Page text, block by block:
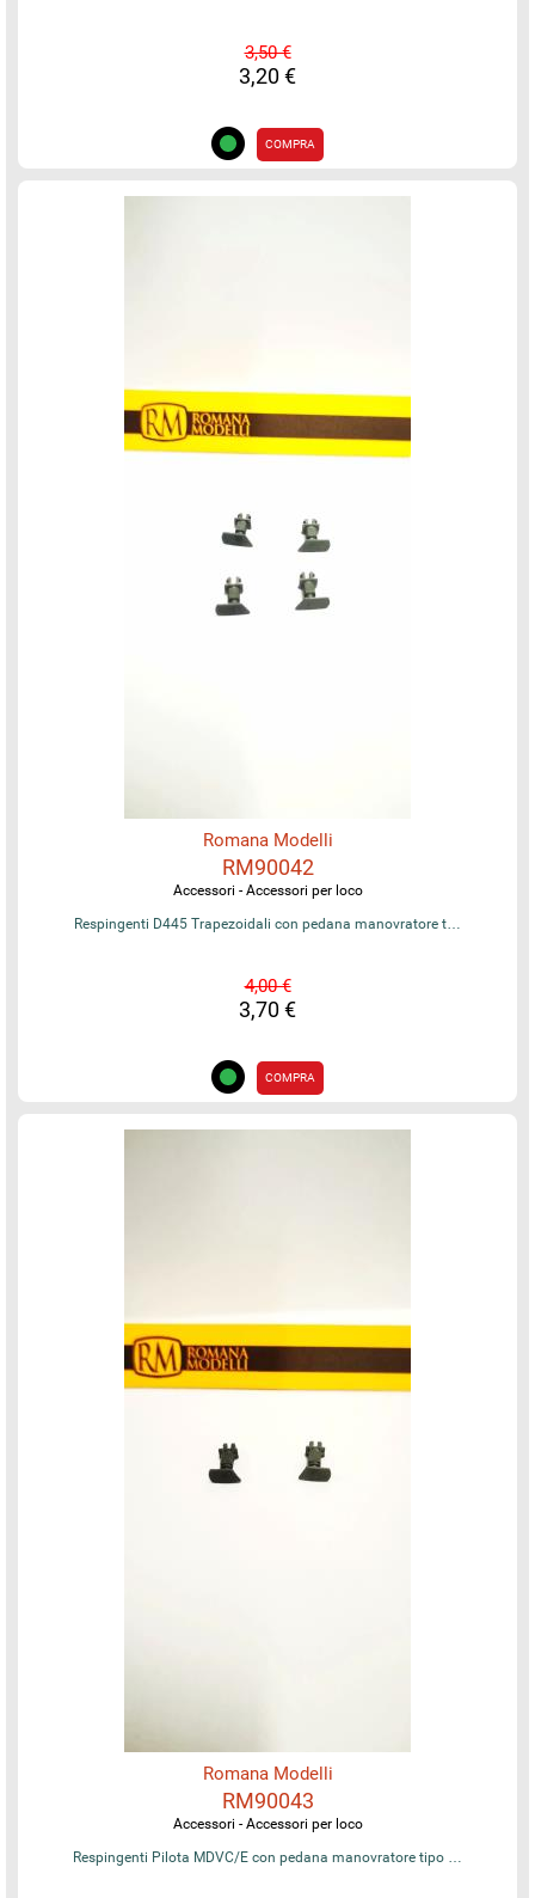
3,50 €
3,20 €
COMPRA
Romana Modelli
RM90042
Accessori - Accessori per loco
Respingenti D445 Trapezoidali con pedana manovratore t…
4,00 €
3,70 €
COMPRA
Romana Modelli
RM90043
Accessori - Accessori per loco
Respingenti Pilota MDVC/E con pedana manovratore tipo …